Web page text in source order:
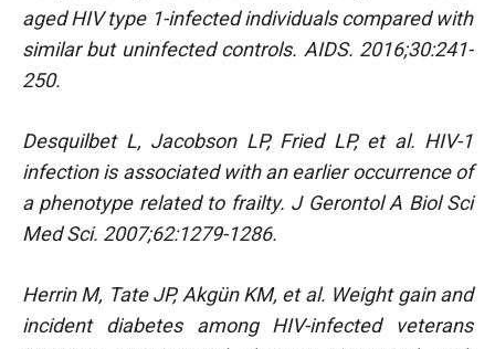
aged HIV type 1-infected individuals compared with
similar but uninfected controls. AIDS. 2016;30:241-
250.
Desquilbet L, Jacobson LP, Fried LP, et al. HIV-1
infection is associated with an earlier occurrence of
a phenotype related to frailty. J Gerontol A Biol Sci
Med Sci. 2007;62:1279-1286.
Herrin M, Tate JP, Akgün KM, et al. Weight gain and
incident diabetes among HIV-infected veterans